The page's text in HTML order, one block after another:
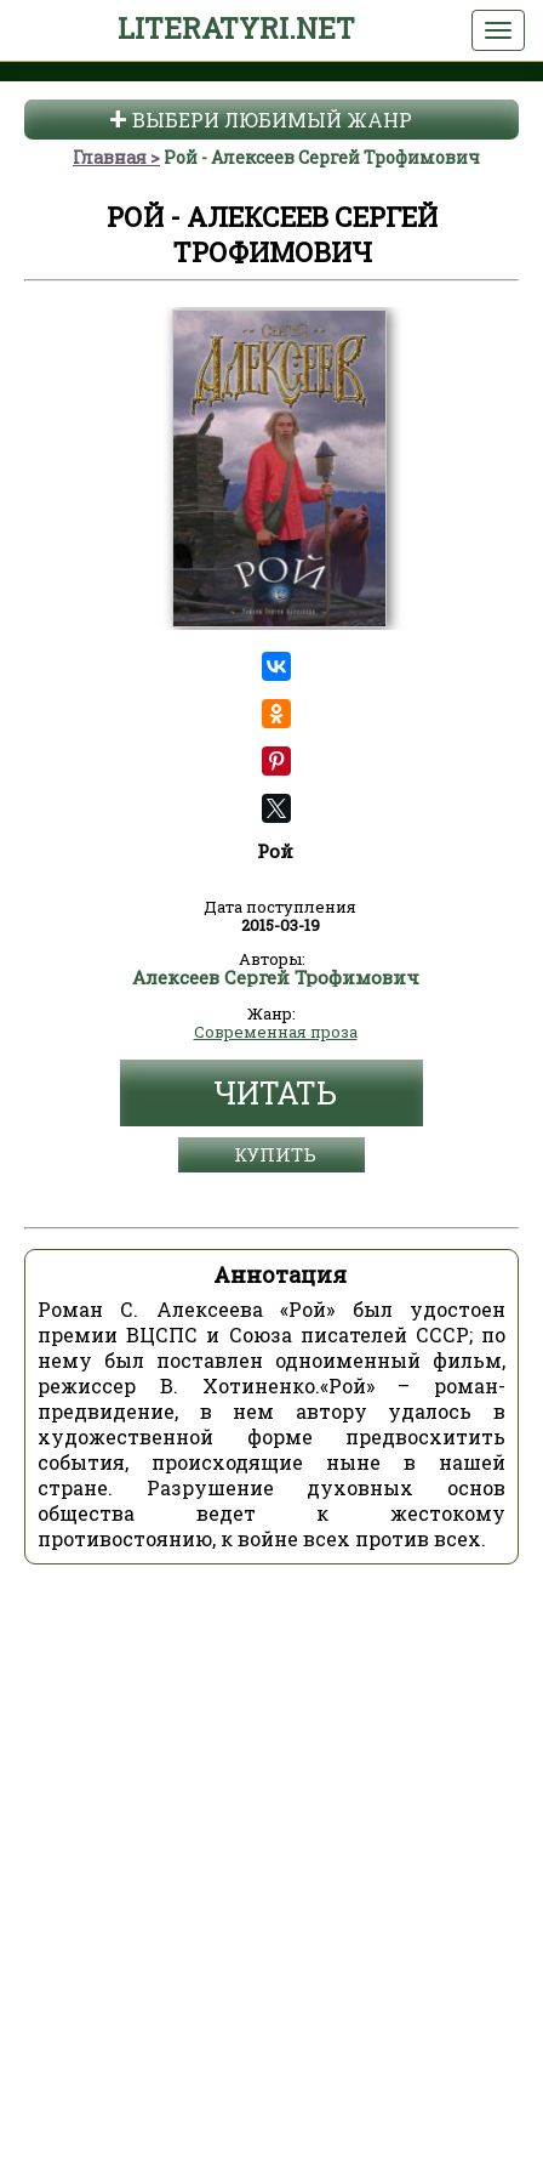
LITERATYRI.NET
ВЫБЕРИ ЛЮБИМЫЙ ЖАНР
Главная Рой - Алексеев Сергей Трофимович
РОЙ - АЛЕКСЕЕВ СЕРГЕЙ
ТРОФИМОВИЧ
Рой
Дата поступления
2015-03-19
Авторы:
Алексеев Сергей Трофимович
Жанр:
Современная проза
ЧИТАТЬ
КУПИТЬ
Аннотация
Роман С. Алексеева «Рой» был удостоен
премии ВЦСПС и Союза писателей СССР; по
нему был поставлен одноименный фильм,
режиссер В. Хотиненко.«Рой» – роман-
предвидение, в нем автору удалось в
художественной форме предвосхитить
события, происходящие ныне в нашей
стране. Разрушение духовных основ
общества ведет к жестокому
противостоянию, к войне всех против всех.